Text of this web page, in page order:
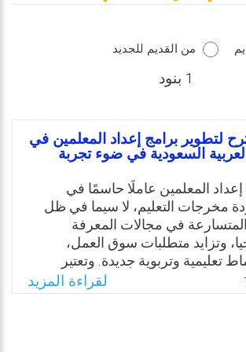
من القديم للجديد
1 بنود
لتطوير برامج إعداد المعلمين في
السعودية في ضوء تجربة
المعلمين عاملًا حاسمًا في
مخرجات التعليم، لا سيما في ظل
في مجالات المعرفة
وتزايد متطلبات سوق العمل،
تعليمية وتربوية جديدة. وتعتير
في إعداد المعلمين من أبرز النماذج
حيث يعتمد نظامها على نموذج
لقراءة المزيد